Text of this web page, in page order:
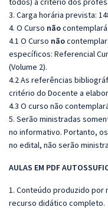
3. Carga horária prevista:
4. O Curso não
4.1 O Curso não
específicos: Referencial
(Volume 2).
4.2 As referências
critério do Docente a
4.3 O curso não
5. Serão ministradas
no informativo. Portanto,
no edital, não serão
AULAS EM PDF
1. Conteúdo produzido por
recurso didático completo.